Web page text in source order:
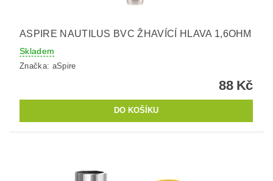
ASPIRE NAUTILUS BVC ŽHAVÍCÍ HLAVA 1,6OHM
Skladem
Značka: aSpire
88 Kč